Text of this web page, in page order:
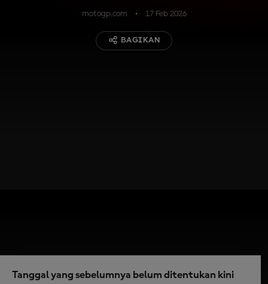
motogp.com 17 Feb 2026
BAGIKAN
Tanggal yang sebelumnya belum ditentukan kini